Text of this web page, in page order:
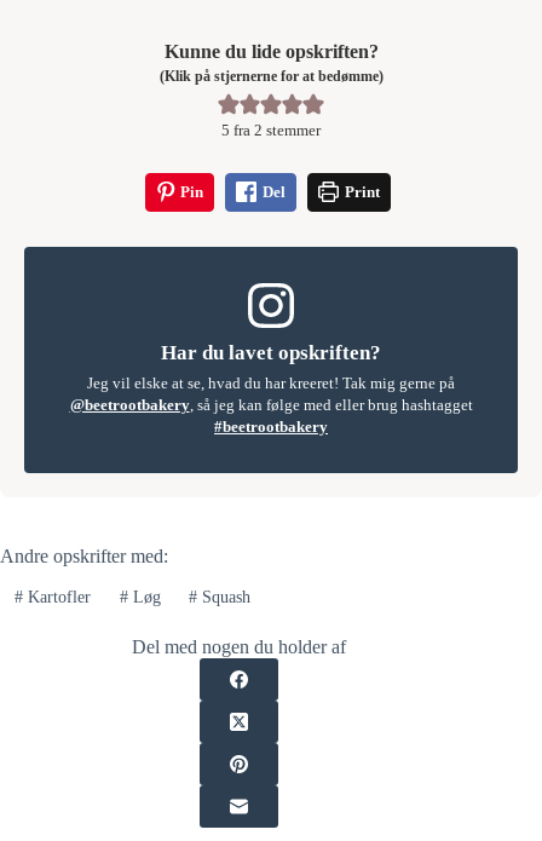
Kunne du lide opskriften?
(Klik på stjernerne for at bedømme)
5 fra 2 stemmer
Pin Del Print
Har du lavet opskriften?
Jeg vil elske at se, hvad du har kreeret! Tak mig gerne på
@beetrootbakery, så jeg kan følge med eller brug hashtagget
#beetrootbakery
Andre opskrifter med:
#Kartofler #Løg # Squash
Del med nogen du holder af